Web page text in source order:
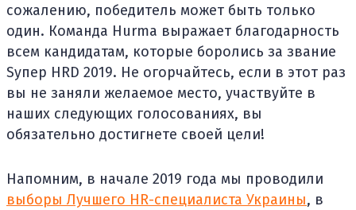
сожалению, победитель может быть только
один. Команда Hurma выражает благодарность
всем кандидатам, которые боролись за звание
Sупер HRD 2019. Не огорчайтесь, если в этот раз
вы не заняли желаемое место, участвуйте в
наших следующих голосованиях, вы
обязательно достигнете своей цели!
Напомним, в начале 2019 года мы проводили
выборы Лучшего HR-специалиста Украины, в